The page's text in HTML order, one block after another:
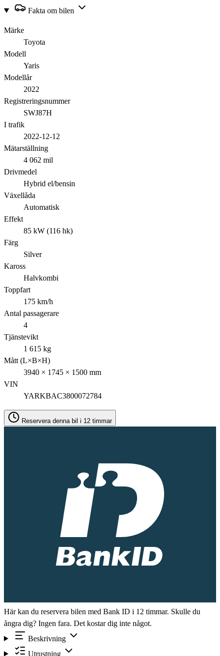
Fakta om bilen
Märke
Toyota
Modell
Yaris
Modellår
2022
Registreringsnummer
SWJ87H
I trafik
2022-12-12
Mätarställning
4 062 mil
Drivmedel
Hybrid el/bensin
Växellåda
Automatisk
Effekt
85 kW (116 hk)
Färg
Silver
Kaross
Halvkombi
Toppfart
175 km/h
Antal passagerare
4
Tjänstevikt
1 615 kg
Mått (L×B×H)
3940 × 1745 × 1500 mm
VIN
YARKBAC3800072784
Reservera denna bil i 12 timmar
Här kan du reservera bilen med Bank ID i 12 timmar. Skulle du
ångra dig? Ingen fara. Det kostar dig inte något.
Beskrivning
Utrustning